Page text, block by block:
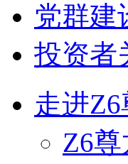
党群建
投资者
走进
Z6